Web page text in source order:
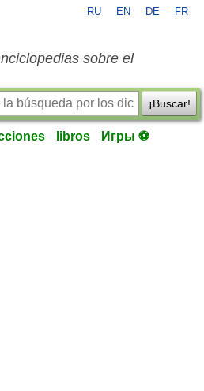
RU EN DE FR
sobre el
¡Buscar!
libros Игры ⚽